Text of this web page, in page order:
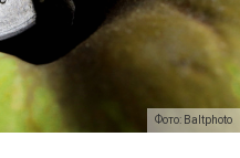
Фото: Baltphoto